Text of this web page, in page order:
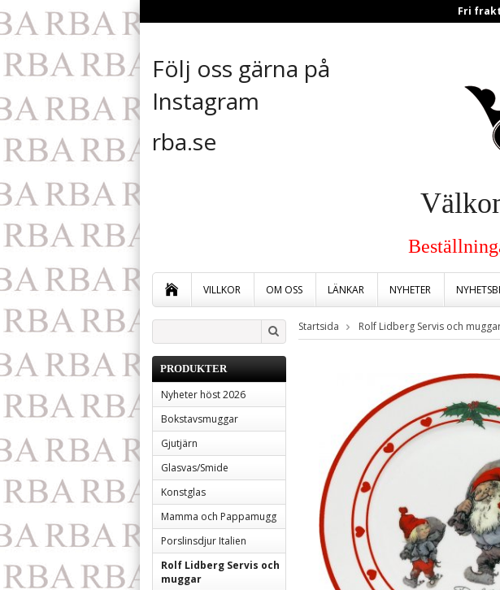
Fri
Följ oss gärna på
Instagram
rba.se
VILLKOR OM OSS LÄNKAR NYHETER
PRODUKTER
Nyheter höst 2026
Bokstavsmuggar
Gjutjärn
Glasvas/Smide
Konstglas
Mamma och Pappamugg
Porslinsdjur Italien
Rolf Lidberg Servis och
muggar
Startsida Rolf Lidberg Servis och